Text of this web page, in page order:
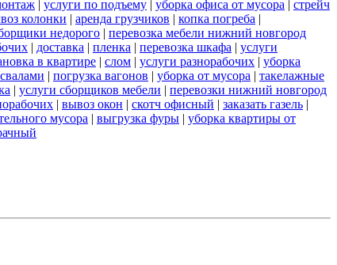
| услуги по подъему | уборка офиса от мусора | стрейч
колонки | аренда грузчиков | копка погреба |
недорого | перевозка мебели нижний новгород
| доставка | пленка | перевозка шкафа | услуги
в квартире | слом | услуги разнорабочих | уборка
| погрузка вагонов | уборка от мусора | такелажные
| услуги сборщиков мебели | перевозки нижний новгород
| вывоз окон | скотч офисный | заказать газель |
мусора | выгрузка фуры | уборка квартиры от